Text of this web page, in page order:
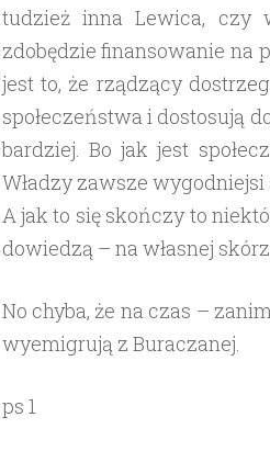
tudzież inna Lewica, czy
zdobędzie finansowanie na
jest to, że rządzący
społeczeństwa i dostosują
bardziej. Bo jak jest
Władzy zawsze
A jak to się skończy to
dowiedzą – na własnej
No chyba, że na czas –
wyemigrują z Buraczanej.
ps 1